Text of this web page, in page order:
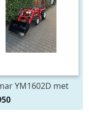
YM1602D met
al vanaf € 99,-